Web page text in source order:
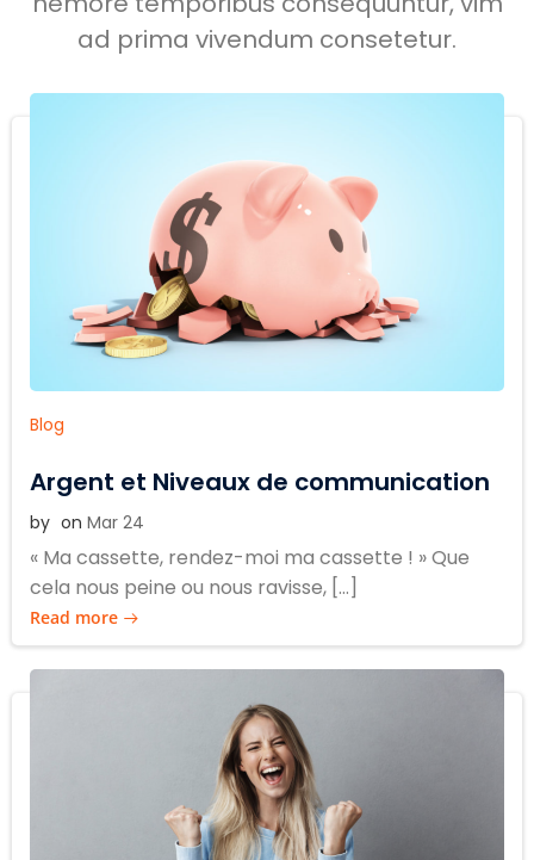
ad prima vivendum consetetur.
Blog
Argent et Niveaux de communication
by on Mar 24
« Ma cassette, rendez-moi ma cassette ! » Que
cela nous peine ou nous ravisse, […]
Read more